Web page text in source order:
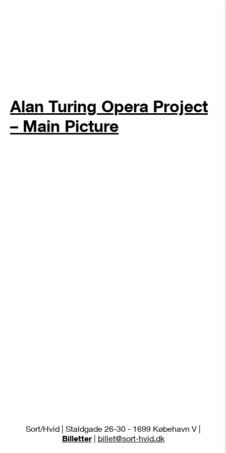
Alan Turing Opera Project
– Main Picture
Sort/Hvid | Staldgade 26-30 - 1699 Købehavn V |
Billetter| billet@sort-hvid.dk